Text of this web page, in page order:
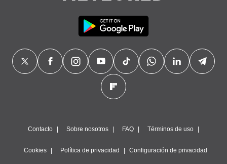
Contacto Sobre nosotros FAQ Términos de uso
Cookies Política de privacidad Configuración de privacidad